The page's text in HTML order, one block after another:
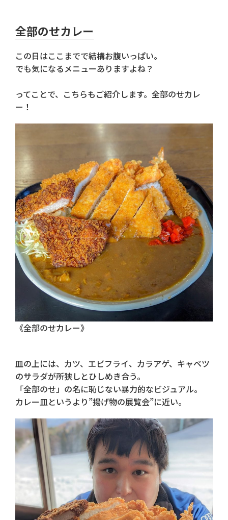
全部のせカレー
この日はここまでで結構お腹いっぱい。
でも気になるメニューありますよね？
ってことで、こちらもご紹介します。全部のせカレ
ー！
《全部のせカレー》
皿の上には、カツ、エビフライ、カラアゲ、キャベツ
のサラダが所狭しとひしめき合う。
「全部のせ」の名に恥じない暴力的なビジュアル。
カレー皿というより”揚げ物の展覧会”に近い。